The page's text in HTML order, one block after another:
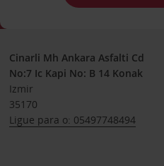
Cinarli Mh Ankara Asfalti Cd
No:7 Ic Kapi No: B 14 Konak
Izmir
35170
Ligue para o: 05497748494